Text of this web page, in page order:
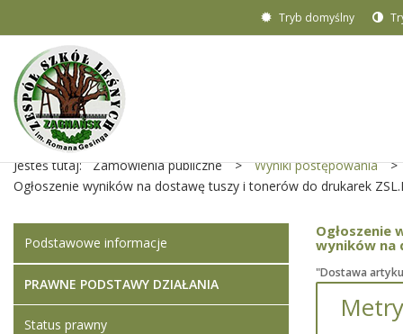
Tryb domyślny
Jesteś tutaj: Zamówienia publiczne > Wyniki postępowania
>
Ogłoszenie wyników na dostawę tuszy i tonerów do drukarek
Ogłoszenie
wyników na
"Dostawa
Podstawowe informacje
PRAWNE PODSTAWY DZIAŁANIA
Status prawny